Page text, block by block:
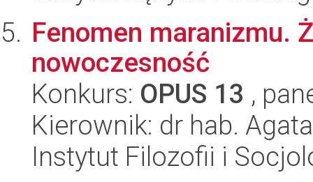
Fenomen maranizmu.
nowoczesność
Konkurs: OPUS 13 ,
Kierownik: dr hab.
Instytut Filozofii i